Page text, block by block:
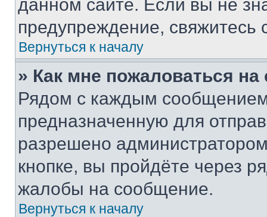
данном сайте. Если вы не
предупреждение,
Вернуться к началу
» Как мне пожаловаться
Рядом с каждым сообщением
предназначенную для
разрешено
кнопке, вы пройдёте через
жалобы на сообщение.
Вернуться к началу